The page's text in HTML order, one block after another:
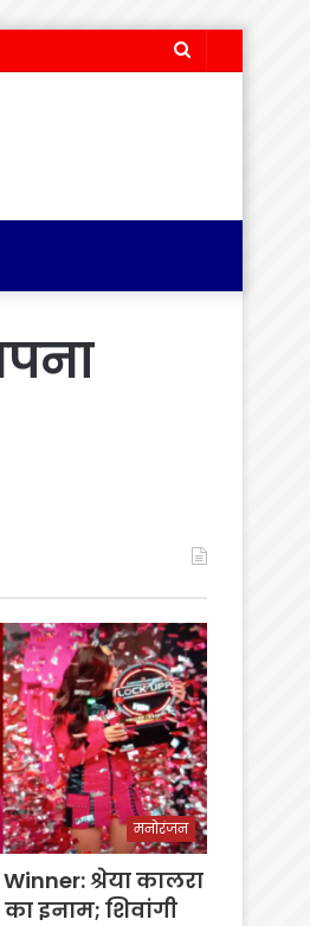
Search
मनोरंजन
श्रेया कालरा
का इनाम; शिवांगी